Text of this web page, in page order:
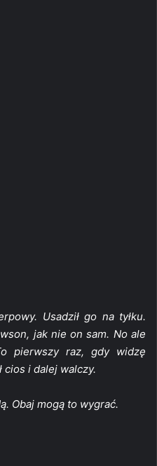
Usadził go na tyłku.
jak nie on sam. No ale
pierwszy raz, gdy widzę
cios i dalej walczy.
Obaj mogą to wygrać.